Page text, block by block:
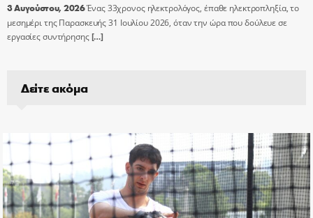
3 Αυγούστου, 2026Ένας 33χρονος ηλεκτρολόγος, έπαθε ηλεκτροπληξία, το
μεσημέρι της Παρασκευής 31 Ιουλίου 2026, όταν την ώρα που δούλευε σε
εργασίες συντήρησης[…]
Δείτε ακόμα